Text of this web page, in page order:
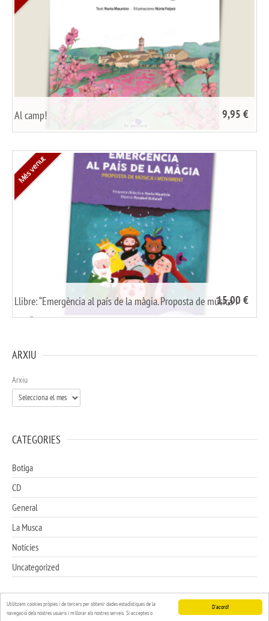
D'acord!
Utilitzem cookies pròpies i de tercers per obtenir dades estadístiques de la
navegació dels nostres usuaris i millorar els nostres serveis. Si acceptes o
Al camp! 9,95 €
share it
Més venut
Llibre: “Emergència al país de la màgia. Proposta de música i
mov.”
15,00 €
share it
ARXIU
Arxiu
CATEGORIES
Botiga
CD
General
La Musca
Notícies
Uncategorized